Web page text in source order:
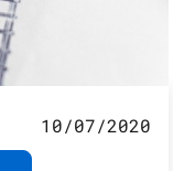
10/07/2020